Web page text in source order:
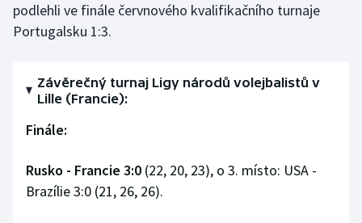
Parasport
Plážový volejbal
Ragby
Rychlobruslení
podlehli ve finále červnového kvalifikačního turnaje
Portugalsku 1:3.
Závěrečný turnaj Ligy národů volejbalistů v
Lille (Francie):
Finále:
Rusko - Francie 3:0 (22, 20, 23), o 3. místo: USA -
Brazílie 3:0 (21, 26, 26).